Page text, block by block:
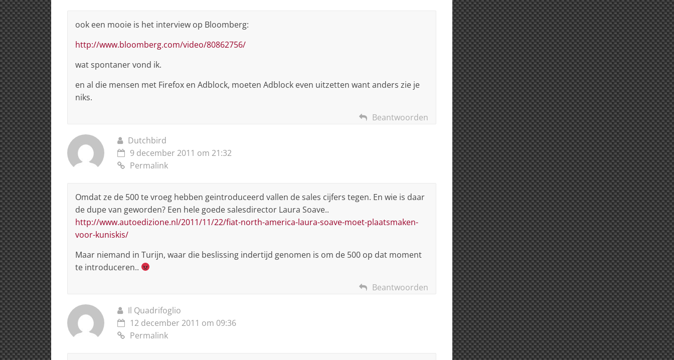
ook een mooie is het interview op Bloomberg:
http://www.bloomberg.com/video/80862756/
wat spontaner vond ik.
en al die mensen met Firefox en Adblock, moeten Adblock even uitzetten want anders zie je
niks.
Beantwoorden
Dutchbird
9 december 2011 om 21:32
Permalink
Omdat ze de 500 te vroeg hebben geintroduceerd vallen de sales cijfers tegen. En wie is daar
de dupe van geworden? Een hele goede salesdirector Laura Soave..
http://www.autoedizione.nl/2011/11/22/fiat-north-america-laura-soave-moet-plaatsmaken-
voor-kuniskis/
Maar niemand in Turijn, waar die beslissing indertijd genomen is om de 500 op dat moment
te introduceren..
Beantwoorden
Il Quadrifoglio
12 december 2011 om 09:36
Permalink